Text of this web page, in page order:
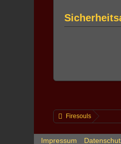
Firesouls
Impressum